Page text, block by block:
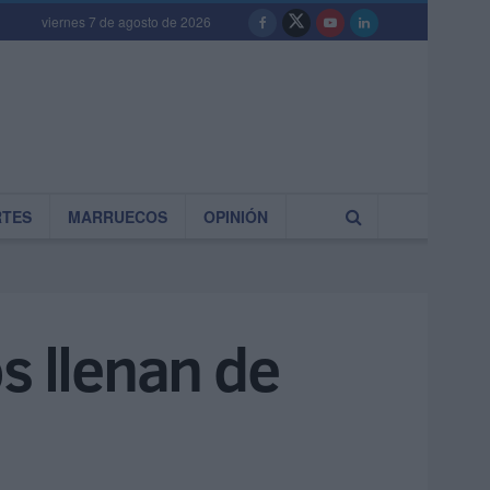
viernes 7 de agosto de 2026
MARRUECOS OPINIÓN
llenan de